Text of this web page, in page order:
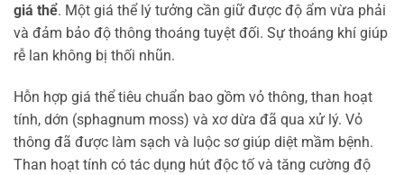
giá thể. Một giá thể lý tưởng cần giữ được độ ẩm vừa phải
và đảm bảo độ thông thoáng tuyệt đối. Sự thoáng khí giúp
rễ lan không bị thối nhũn.
Hỗn hợp giá thể tiêu chuẩn bao gồm vỏ thông, than hoạt
tính, dớn (sphagnum moss) và xơ dừa đã qua xử lý. Vỏ
thông đã được làm sạch và luộc sơ giúp diệt mầm bệnh.
Than hoạt tính có tác dụng hút độc tố và tăng cường độ